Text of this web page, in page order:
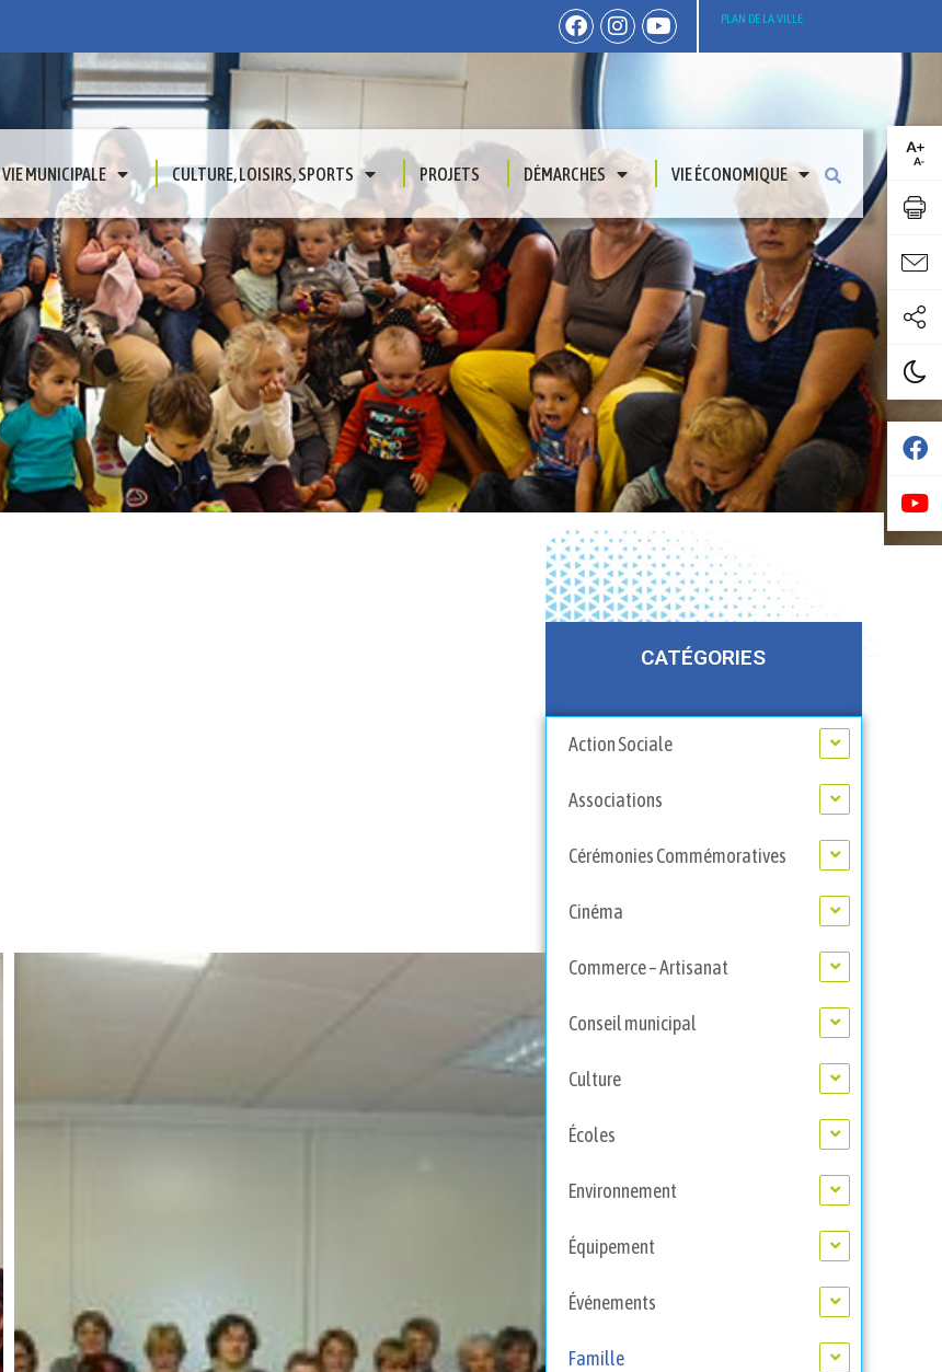
PLAN DE LA VILLE
VIE MUNICIPALE CULTURE, LOISIRS, SPORTS PROJETS DÉMARCHES VIE ÉCONOMIQUE
CATÉGORIES
Action Sociale
Associations
Cérémonies Commémoratives
Cinéma
Commerce – Artisanat
Conseil municipal
Culture
Écoles
Environnement
Équipement
Événements
Famille